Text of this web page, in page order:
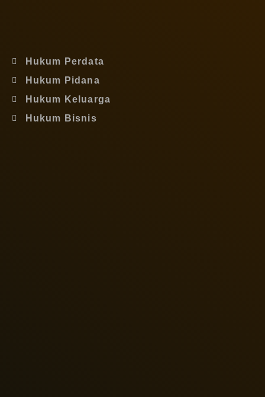
Hukum Perdata
Hukum Pidana
Hukum Keluarga
Hukum Bisnis